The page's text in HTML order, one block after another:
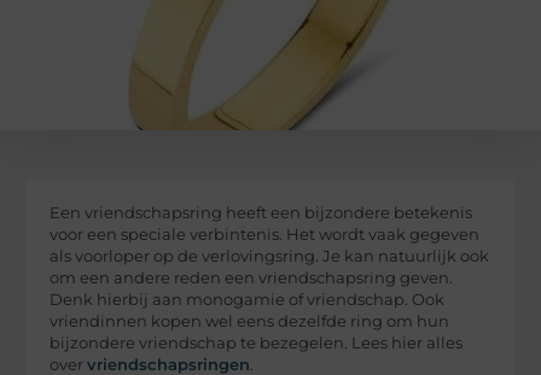
Een vriendschapsring heeft een bijzondere betekenis
voor een speciale verbintenis. Het wordt vaak gegeven
als voorloper op de verlovingsring. Je kan natuurlijk ook
om een andere reden een vriendschapsring geven.
Denk hierbij aan monogamie of vriendschap. Ook
vriendinnen kopen wel eens dezelfde ring om hun
bijzondere vriendschap te bezegelen. Lees hier alles
overvriendschapsringen